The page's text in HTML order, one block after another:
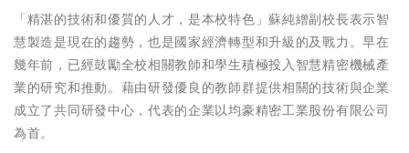
「精湛的技術和優質的人才，是本校特色」蘇純繒副校長表示智
慧製造是現在的趨勢，也是國家經濟轉型和升級的及戰力。早在
幾年前，已經鼓勵全校相關教師和學生積極投入智慧精密機械產
業的研究和推動。藉由研發優良的教師群提供相關的技術與企業
成立了共同研發中心，代表的企業以均豪精密工業股份有限公司
為首。